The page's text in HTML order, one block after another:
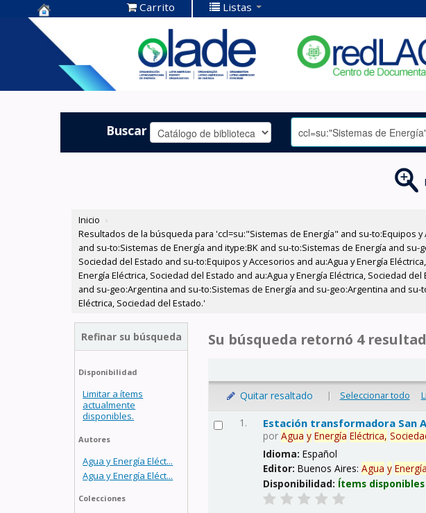
Centro de
Documentación
OLADE -
Carrito Listas
Buscar
Inicio ›
Resultados de la búsqueda para 'ccl=su:"Sistemas de Energía" and su-to:Equipos y
and su-to:Sistemas de Energía and itype:BK and su-to:Sistemas de Energía and
Sociedad del Estado and su-to:Equipos y Accesorios and au:Agua y Energía
Energía Eléctrica, Sociedad del Estado and au:Agua y Energía Eléctrica, Sociedad
and su-geo:Argentina and su-to:Sistemas de Energía and su-geo:Argentina and su-
Eléctrica, Sociedad del Estado.'
Refinar su búsqueda
Disponibilidad
Limitar a ítems
actualmente
disponibles.
Autores
Agua y Energía Eléct...
Agua y Energía Eléct...
Colecciones
Su búsqueda retornó 4
Quitar resaltado | Seleccionar todo
1. Estación transformadora San
porAgua y Energía Eléctrica,
Idioma:Español
Editor:Buenos Aires:Agua y Energía
Disponibilidad: Ítems